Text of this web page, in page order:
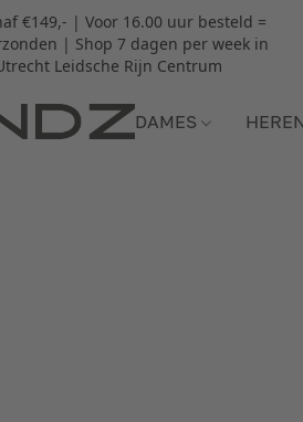
€149,- | Voor 16.00 uur besteld =
| Shop 7 dagen per week in
Leidsche Rijn Centrum
DAMES